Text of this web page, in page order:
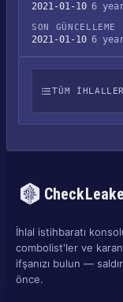
2021-01-10 6
SON GÜNCELLEME
2021-01-10 6
TÜM IHLALLER
İhlal istihbaratı
combolist'ler ve
ifşanızı bulun —
önce.